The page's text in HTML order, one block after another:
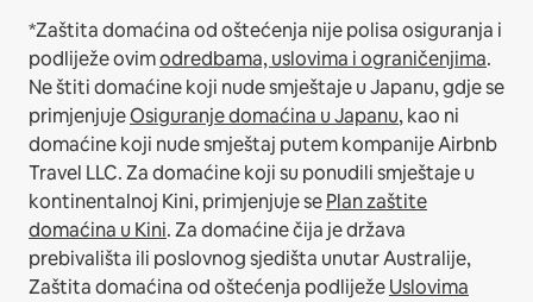
*Zaštita domaćina od oštećenja nije polisa osiguranja i
podliježe ovimodredbama, uslovima i ograničenjima.
Ne štiti domaćine koji nude smještaje u Japanu, gdje se
primjenjujeOsiguranje domaćina u Japanu, kao ni
domaćine koji nude smještaj putem kompanije Airbnb
Travel LLC.Za domaćine koji su ponudili smještaje u
kontinentalnoj Kini, primjenjuje sePlan zaštite
domaćina u Kini.Za domaćine čija je država
prebivališta ili poslovnog sjedišta unutar Australije,
Zaštita domaćina od oštećenja podliježeUslovima